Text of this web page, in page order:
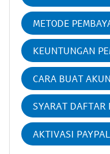
METODE
KEUNTUNGAN
CARA BUAT
SYARAT DAFTAR
AKTIVASI